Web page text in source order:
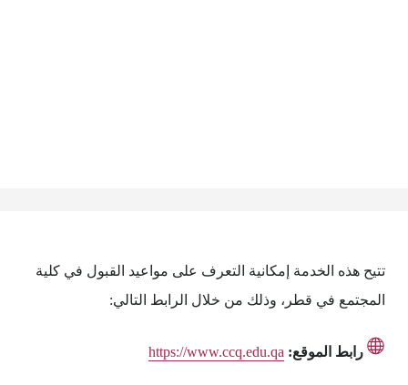
تتيح هذه الخدمة إمكانية التعرف على مواعيد القبول في كلية
المجتمع في قطر، وذلك من خلال الرابط التالي:
رابط الموقع: https://www.ccq.edu.qa